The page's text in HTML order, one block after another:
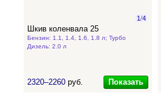
1/4
Шкив коленвала 25
Бензин: 1.1, 1.4, 1.6, 1.8 л; Турбо
Дизель: 2.0 л
2320–2260 руб. Показать